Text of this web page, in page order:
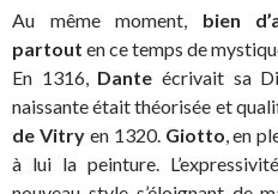
Au même moment, bien
partout en ce temps de
En 1316, Dante écrivait sa
naissante était théorisée et
de Vitryen 1320. Giotto, en
à lui la peinture.